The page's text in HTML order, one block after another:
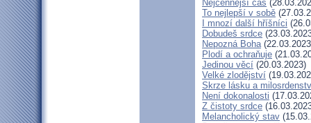
Nejcennější čas
To nejlepší v sobě
I mnozí další hříšníci
Dobudeš srdce
Nepozná Boha
Plodí a ochraňuje
Jedinou věcí (20.03.2023)
Velké zlodějství
Skrze lásku a
Není dokonalosti
Z čistoty srdce
Melancholický stav